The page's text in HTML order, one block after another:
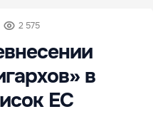
2 575
в
ЕС